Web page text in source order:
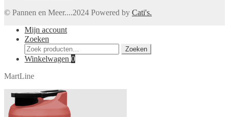
© Pannen en Meer....2024 Powered by Cati's.
Mijn account
Zoeken
Zoeken
naar:
Zoeken
Winkelwagen 0
MartLine